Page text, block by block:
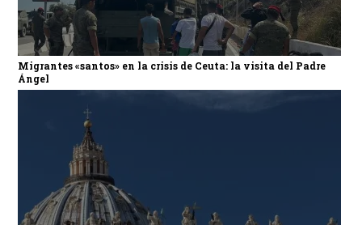
Migrantes «santos» en la crisis de Ceuta: la visita del Padre
Ángel